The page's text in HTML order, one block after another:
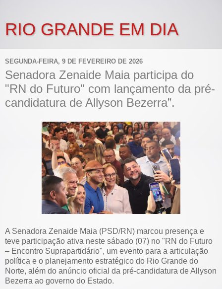
RIO GRANDE EM DIA
SEGUNDA-FEIRA, 9 DE FEVEREIRO DE 2026
Senadora Zenaide Maia participa do
"RN do Futuro" com lançamento da pré-
candidatura de Allyson Bezerra”.
A Senadora Zenaide Maia (PSD/RN) marcou presença e
teve participação ativa neste sábado (07) no "RN do Futuro
– Encontro Suprapartidário", um evento para a articulação
política e o planejamento estratégico do Rio Grande do
Norte, além do anúncio oficial da pré-candidatura de Allyson
Bezerra ao governo do Estado.